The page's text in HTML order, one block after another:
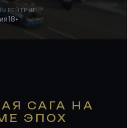
РЕЙТИНГ
18+
САГА НА
ЭПОХ